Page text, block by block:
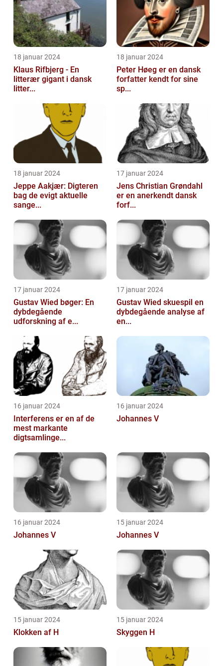
18 januar 2024
Klaus Rifbjerg - En
litterær gigant i dansk
litter...
18 januar 2024
Peter Høeg er en dansk
forfatter kendt for sine
sp...
18 januar 2024
Jeppe Aakjær: Digteren
bag de evigt aktuelle
sange...
17 januar 2024
Jens Christian Grøndahl
er en anerkendt dansk
forf...
17 januar 2024
Gustav Wied bøger: En
dybdegående
udforskning af e...
17 januar 2024
Gustav Wied skuespil en
dybdegående analyse af
en...
16 januar 2024
Interferens er en af de
mest markante
digtsamlinge...
16 januar 2024
Johannes V
16 januar 2024
Johannes V
15 januar 2024
Johannes V
15 januar 2024
Klokken af H
15 januar 2024
Skyggen H